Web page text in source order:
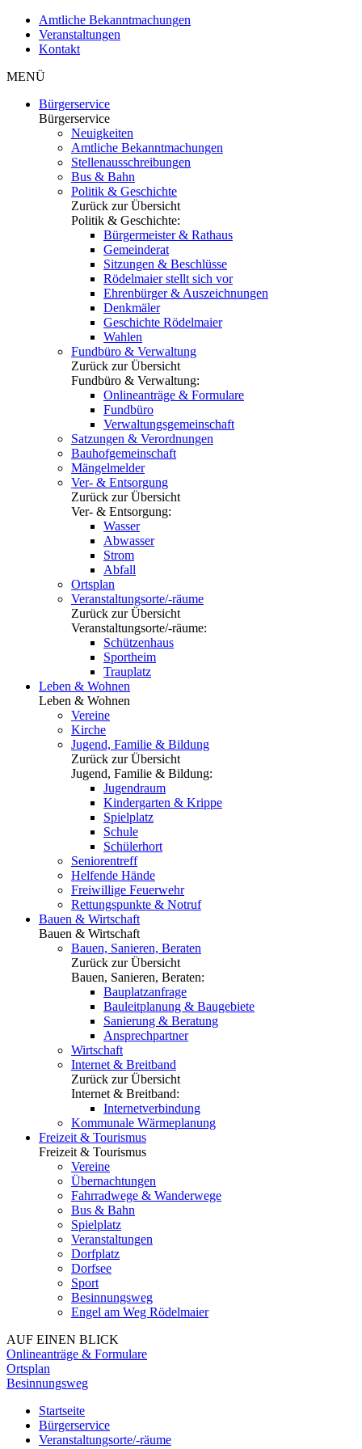
Amtliche Bekanntmachungen
Veranstaltungen
Kontakt
MENÜ
Bürgerservice
Bürgerservice
Neuigkeiten
Amtliche Bekanntmachungen
Stellenausschreibungen
Bus & Bahn
Politik & Geschichte
Zurück zur Übersicht
Politik & Geschichte:
Bürgermeister & Rathaus
Gemeinderat
Sitzungen & Beschlüsse
Rödelmaier stellt sich vor
Ehrenbürger & Auszeichnungen
Denkmäler
Geschichte Rödelmaier
Wahlen
Fundbüro & Verwaltung
Zurück zur Übersicht
Fundbüro & Verwaltung:
Onlineanträge & Formulare
Fundbüro
Verwaltungsgemeinschaft
Satzungen & Verordnungen
Bauhofgemeinschaft
Mängelmelder
Ver- & Entsorgung
Zurück zur Übersicht
Ver- & Entsorgung:
Wasser
Abwasser
Strom
Abfall
Ortsplan
Veranstaltungsorte/-räume
Zurück zur Übersicht
Veranstaltungsorte/-räume:
Schützenhaus
Sportheim
Trauplatz
Leben & Wohnen
Leben & Wohnen
Vereine
Kirche
Jugend, Familie & Bildung
Zurück zur Übersicht
Jugend, Familie & Bildung:
Jugendraum
Kindergarten & Krippe
Spielplatz
Schule
Schülerhort
Seniorentreff
Helfende Hände
Freiwillige Feuerwehr
Rettungspunkte & Notruf
Bauen & Wirtschaft
Bauen & Wirtschaft
Bauen, Sanieren, Beraten
Zurück zur Übersicht
Bauen, Sanieren, Beraten:
Bauplatzanfrage
Bauleitplanung & Baugebiete
Sanierung & Beratung
Ansprechpartner
Wirtschaft
Internet & Breitband
Zurück zur Übersicht
Internet & Breitband:
Internetverbindung
Kommunale Wärmeplanung
Freizeit & Tourismus
Freizeit & Tourismus
Vereine
Übernachtungen
Fahrradwege & Wanderwege
Bus & Bahn
Spielplatz
Veranstaltungen
Dorfplatz
Dorfsee
Sport
Besinnungsweg
Engel am Weg Rödelmaier
AUF EINEN BLICK
Onlineanträge & Formulare
Ortsplan
Besinnungsweg
Startseite
Bürgerservice
Veranstaltungsorte/-räume